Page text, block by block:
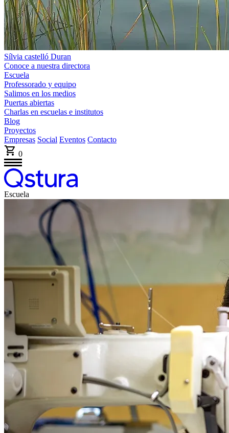
Sílvia castelló Duran
Conoce a nuestra directora
Escuela
Professorado y equipo
Salimos en los medios
Puertas abiertas
Charlas en escuelas e institutos
Blog
Proyectos
Empresas Social Eventos Contacto
0
Escuela